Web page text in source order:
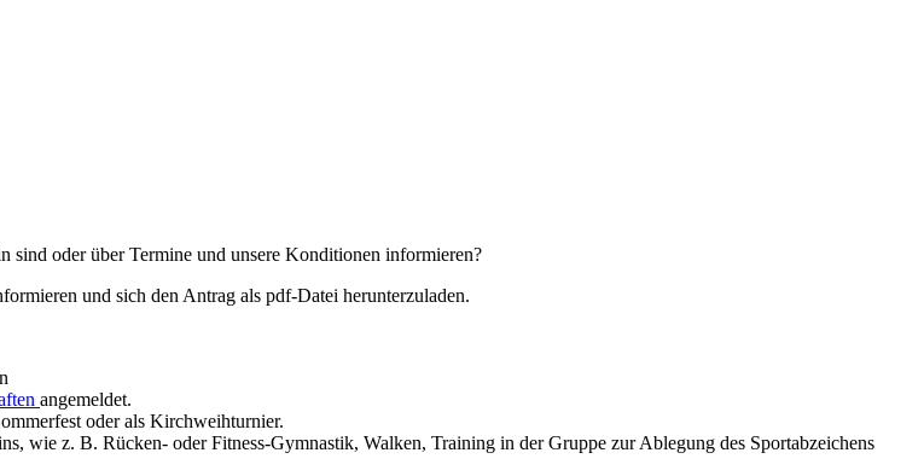
sind oder über Termine und unsere Konditionen informieren?
und sich den Antrag als pdf-Datei herunterzuladen.
angemeldet.
oder als Kirchweihturnier.
wie z. B. Rücken- oder Fitness-Gymnastik, Walken, Training in der Gruppe zur Ablegung des Sportabzeichens